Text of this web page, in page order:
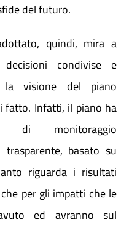
del futuro.
quindi, mira a
condivise e
la visione del piano
fatto. Infatti, il piano ha
di monitoraggio
trasparente, basato su
riguarda i risultati
per gli impatti che le
ed avranno sul